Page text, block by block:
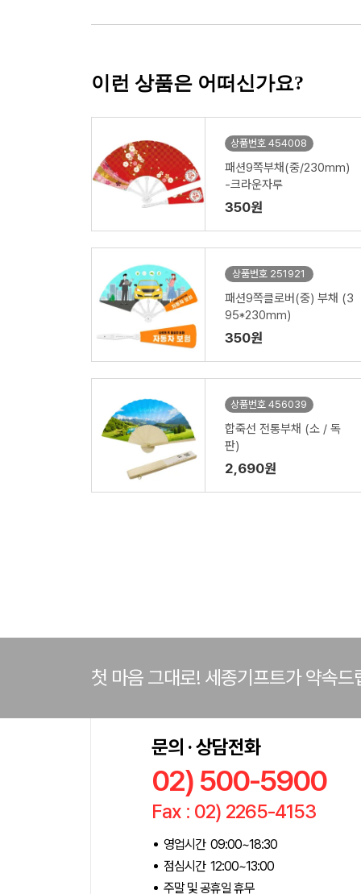
이런 상품은 어떠신가요?
상품번호 454008
패션9쪽부채(중/230mm)
-크라운자루
350원
상품번호 251921
패션9쪽클로버(중) 부채 (3
95*230mm)
350원
상품번호 456039
합죽선 전통부채 (소 / 독
판)
2,690원
첫 마음 그대로! 세종기프트가 약속드
문의 · 상담전화
02) 500-5900
Fax : 02) 2265-4153
영업시간 09:00~18:30
점심시간 12:00~13:00
주말 및 공휴일 휴무